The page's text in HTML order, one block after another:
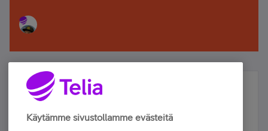
Älä jää paitsi – osallistu ja voita!
Tilaa Telian uutiskirje ja olet mukana arvonnassa.
Käytämme sivustollamme evästeitä